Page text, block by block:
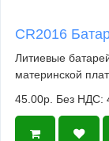
CR2016
Литиевые
материнской
45.00р. Без НДС: